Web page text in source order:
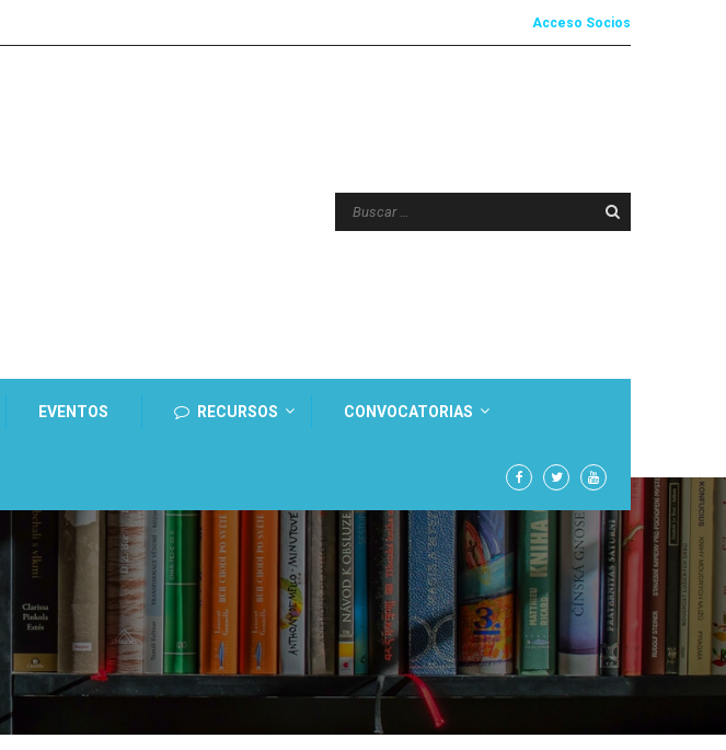
Acceso Socios
EVENTOS RECURSOS CONVOCATORIAS